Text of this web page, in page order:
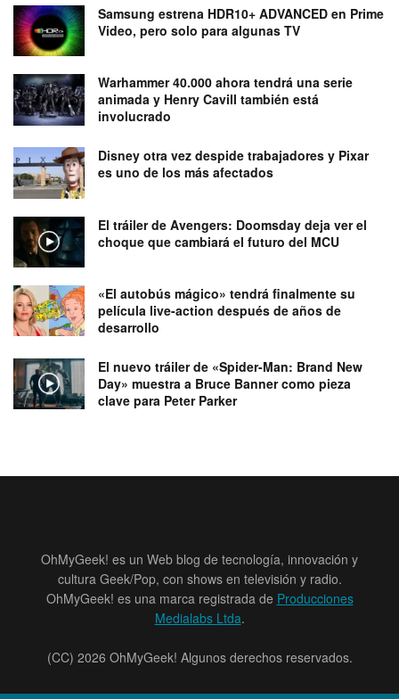
Samsung estrena HDR10+ ADVANCED en Prime
Video, pero solo para algunas TV
Warhammer 40.000 ahora tendrá una serie
animada y Henry Cavill también está
involucrado
Disney otra vez despide trabajadores y Pixar
es uno de los más afectados
El tráiler de Avengers: Doomsday deja ver el
choque que cambiará el futuro del MCU
«El autobús mágico» tendrá finalmente su
película live-action después de años de
desarrollo
El nuevo tráiler de «Spider-Man: Brand New
Day» muestra a Bruce Banner como pieza
clave para Peter Parker
OhMyGeek! es un Web blog de tecnología, innovación y
cultura Geek/Pop, con shows en televisión y radio.
OhMyGeek! es una marca registrada de Producciones
Medialabs Ltda.
(CC) 2026 OhMyGeek! Algunos derechos reservados.